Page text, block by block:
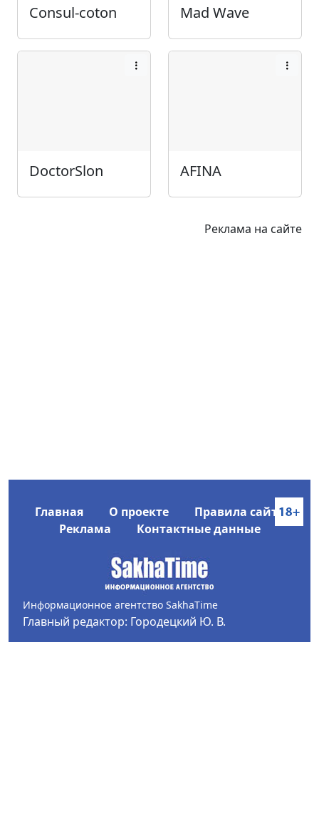
Consul-coton Mad Wave
DoctorSlon AFINA
Реклама на сайте
Главная О проекте
Правила сайта
Реклама
Контактные данные
Информационное агентство SakhaTime
Главный редактор: Городецкий Ю. В.